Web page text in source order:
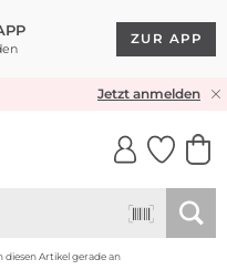
ZUR APP
& RÜCKVERSANDJetzt anmelden
diesen Artikel gerade an